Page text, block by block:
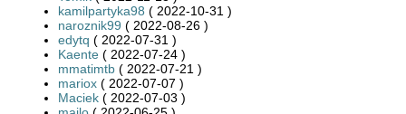
kamilpartyka98 ( 2022-10-31 )
naroznik99 ( 2022-08-26 )
edytq ( 2022-07-31 )
Kaente ( 2022-07-24 )
mmatimtb ( 2022-07-21 )
mariox ( 2022-07-07 )
Maciek ( 2022-07-03 )